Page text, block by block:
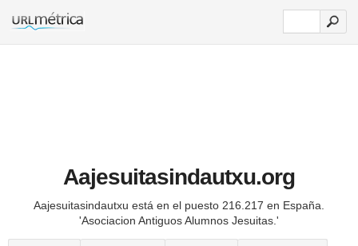
Aajesuitasindautxu.org
Aajesuitasindautxu está en el puesto 216.217 en España.
'Asociacion Antiguos Alumnos Jesuitas.'